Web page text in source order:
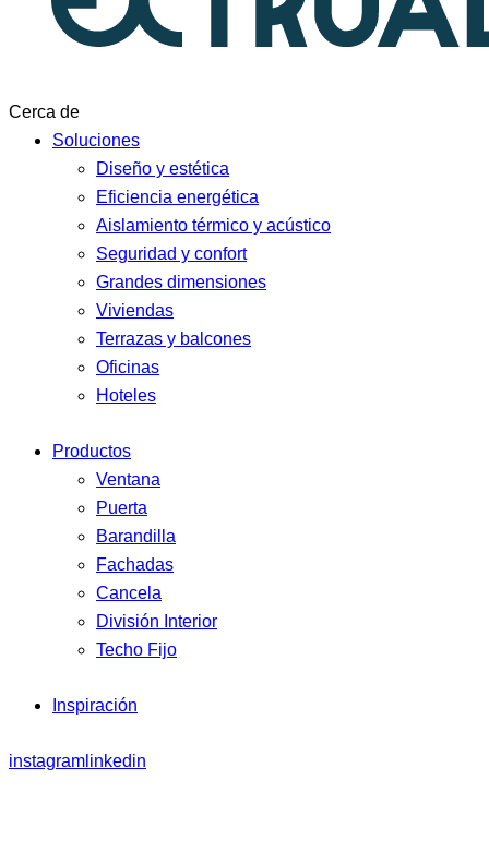
Cerca de
Soluciones
Diseño y estética
Eficiencia energética
Aislamiento térmico y acústico
Seguridad y confort
Grandes dimensiones
Viviendas
Terrazas y balcones
Oficinas
Hoteles
Productos
Ventana
Puerta
Barandilla
Fachadas
Cancela
División Interior
Techo Fijo
Inspiración
instagram linkedin